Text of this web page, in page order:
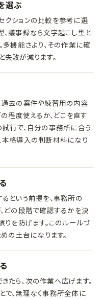
選ぶ
クションの比較を参考に選
議事録なら文字起こし型と
多機能さより、その作業に確
敗が減ります。
過去の案件や練習用の内容
程度使えるか、どこを直す
行で、自分の事務所に合う
本格導入の判断材料になり
という前提を、事務所の
どの段階で確認するかを決
りを防げます。このルールづ
の土台になります。
ら、次の作業へ広げます。
で、無理なく事務所全体に